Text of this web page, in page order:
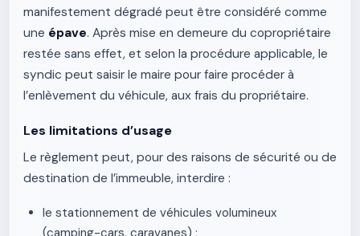
manifestement dégradé peut être considéré comme
une épave. Après mise en demeure du copropriétaire
restée sans effet, et selon la procédure applicable, le
syndic peut saisir le maire pour faire procéder à
l’enlèvement du véhicule, aux frais du propriétaire.
Les limitations d’usage
Le règlement peut, pour des raisons de sécurité ou de
destination de l’immeuble, interdire :
le stationnement de véhicules volumineux
(camping-cars, caravanes) ;